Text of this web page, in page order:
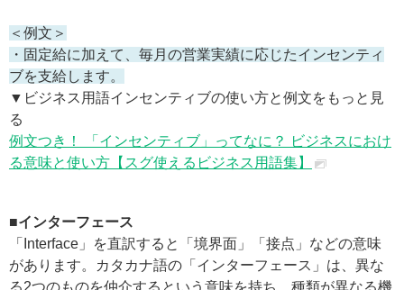
＜例文＞
・固定給に加えて、毎月の営業実績に応じたインセンティ
ブを支給します。
▼ビジネス用語インセンティブの使い方と例文をもっと見
る
例文つき！ 「インセンティブ」ってなに？ ビジネスにおけ
る意味と使い方【スグ使えるビジネス用語集】
■インターフェース
「Interface」を直訳すると「境界面」「接点」などの意味
があります。カタカナ語の「インターフェース」は、異な
る2つのものを仲介するという意味を持ち、種類が異なる機